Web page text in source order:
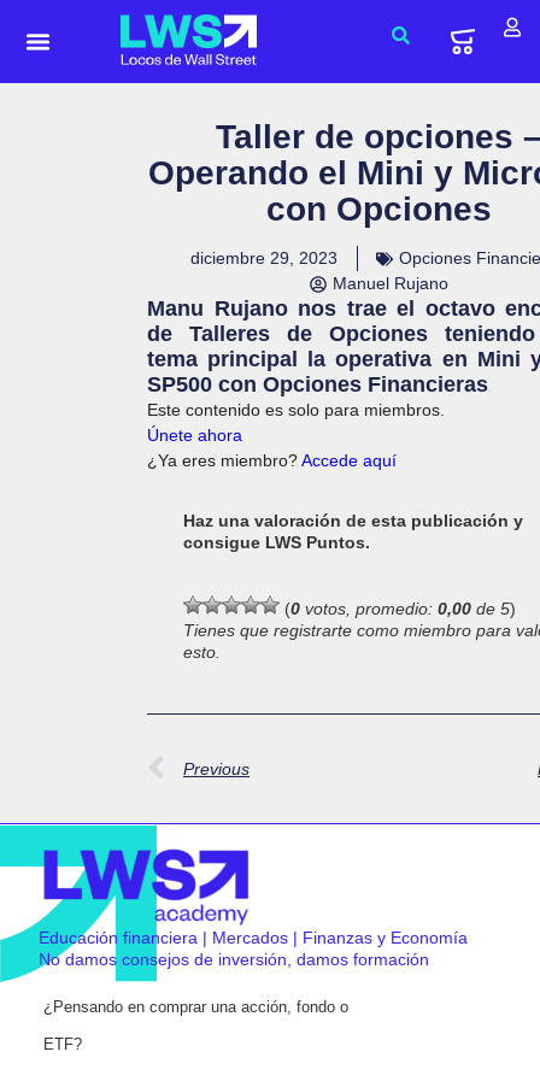
Taller de opciones
Operando el Mini y
con Opciones
diciembre 29, 2023
Opciones
Manuel Rujano
Manu Rujano nos trae el octavo
de Talleres de Opciones
tema principal la operativa en Mini
SP500 con Opciones Financieras
Este contenido es solo para miembros.
Únete ahora
¿Ya eres miembro?Accede aquí
Haz una valoración de esta publicación y
consigue LWS Puntos.
(0 votos, promedio: 0,00 de 5)
Tienes que registrarte como miembro para
esto.
Previous
Educación financiera | Mercados | Finanzas y Economía
No damos consejos de inversión, damos formación
¿Pensando en comprar una acción, fondo o
ETF?